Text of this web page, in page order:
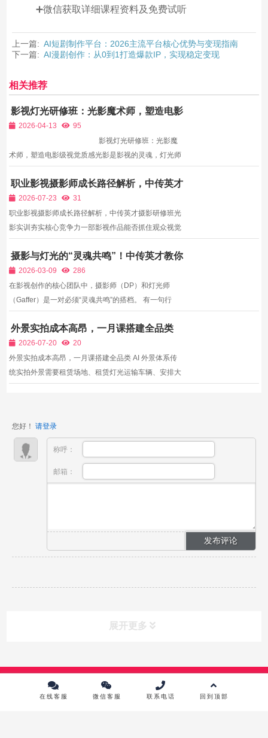
➕微信获取详细课程资料及免费试听
上一篇: AI短剧制作平台：2026主流平台核心优势与变现指南
下一篇: AI漫剧创作：从0到1打造爆款IP，实现稳定变现
相关推荐
影视灯光研修班：光影魔术师，塑造电影
级视觉质感
2026-04-13
95
影视灯光研修班：光影魔
术师，塑造电影级视觉质感光影是影视的灵魂，灯光师
托、悬疑片的氛围营造，还是广告片的质感呈现、短视
频的视觉冲击，都离不开专业的灯...
职业影视摄影师成长路径解析，中传英才
摄影研修班光影实训夯实核心竞争力
2026-07-23
31
职业影视摄影师成长路径解析，中传英才摄影研修班光
影实训夯实核心竞争力一部影视作品能否抓住观众视觉
片、网络电影持续扩张市场规模，专业影视摄影人才长
期处于紧缺状态。但想要成为职业摄影师，仅仅学会相
机参数调...
摄影与灯光的“灵魂共鸣”！中传英才教你
掌握灯摄联动，拍出真正的电影级画面
2026-03-09
286
在影视创作的核心团队中，摄影师（DP）和灯光师
（Gaffer）是一对必须“灵魂共鸣”的搭档。 有一句行
对糟糕的灯光，也无法拍出惊艳的画面；反之，再精妙
的布光，如果不匹配摄影的参数和镜头语言，也会变得
毫无意义。 ...
外景实拍成本高昂，一月课搭建全品类
AI 外景体系
2026-07-20
20
外景实拍成本高昂，一月课搭建全品类 AI 外景体系传
统实拍外景需要租赁场地、租赁灯光运输车辆、安排大
剧、文旅...
您好！ 请登录
称呼：
邮箱：
展开更多
Copyright © 2024 中传英才影视教育培训中心 版权所有 |
10215867号-1
在线客服 微信客服 联系电话 回到顶部